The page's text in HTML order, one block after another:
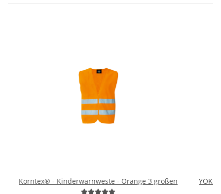
Korntex® - Kinderwarnweste - Orange 3 größen